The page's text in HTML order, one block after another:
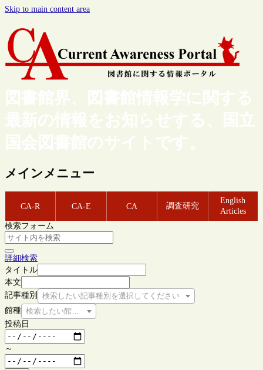
Skip to main content area
図書館界、図書館情報学に関する
最新の情報をお知らせする、国立
国会図書館のサイトです。
メインメニュー
CA-R CA-E CA 調査研究
English
Articles
検索フォーム
詳細検索
タイトル
本文
記事種別
検索したい記事種別を選択してください
館種 検索したい館種を選択してください
投稿日
～